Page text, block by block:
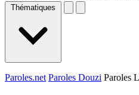
Thématiques
Paroles.net Paroles Douzi Paroles